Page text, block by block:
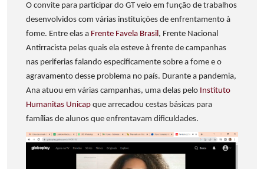
O convite para participar do GT veio em função de trabalhos
desenvolvidos com várias instituições de enfrentamento à
fome. Entre elas a Frente Favela Brasil , Frente Nacional
Antirracista pelas quais ela esteve à frente de campanhas
nas periferias falando especificamente sobre a fome e o
agravamento desse problema no país. Durante a pandemia,
Ana atuou em várias campanhas, uma delas pelo Instituto
Humanitas Unicap que arrecadou cestas básicas para
famílias de alunos que enfrentavam dificuldades.